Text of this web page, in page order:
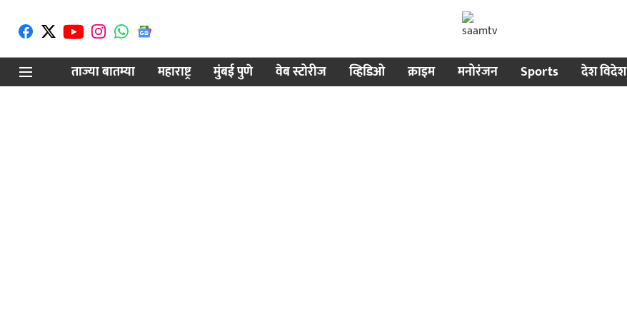
ताज्या बातम्या
महाराष्ट्र मुंबई पुणे वेब स्टोरीज व्हिडिओ क्राइम मनोरंजन Sports देश विदेश